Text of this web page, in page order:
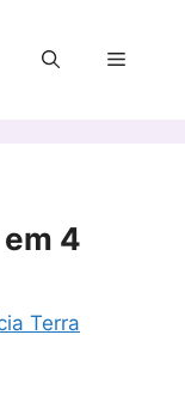
Menu
4
Terra